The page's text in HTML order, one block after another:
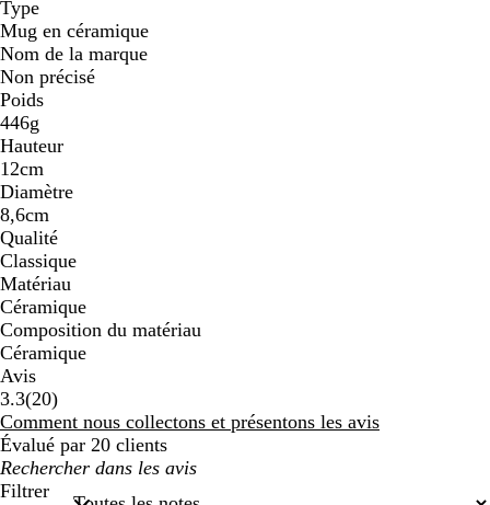
Type
Mug en céramique
Nom de la marque
Non précisé
Poids
446g
Hauteur
12cm
Diamètre
8,6cm
Qualité
Classique
Matériau
Céramique
Composition du matériau
Céramique
Avis
3.3(2020
avis
)
Comment nous collectons et présentons les avis
Évalué par 20 clients
Mes
recherches
Filtrer